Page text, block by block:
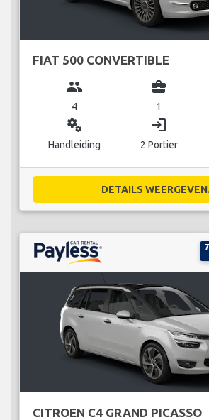
FIAT 500 CONVERTIBLE
group
4
business_center
1
miscellaneous_services
Handleiding
login
2 Portier
DETAILS
CITROEN C4 GRAND PICASSO